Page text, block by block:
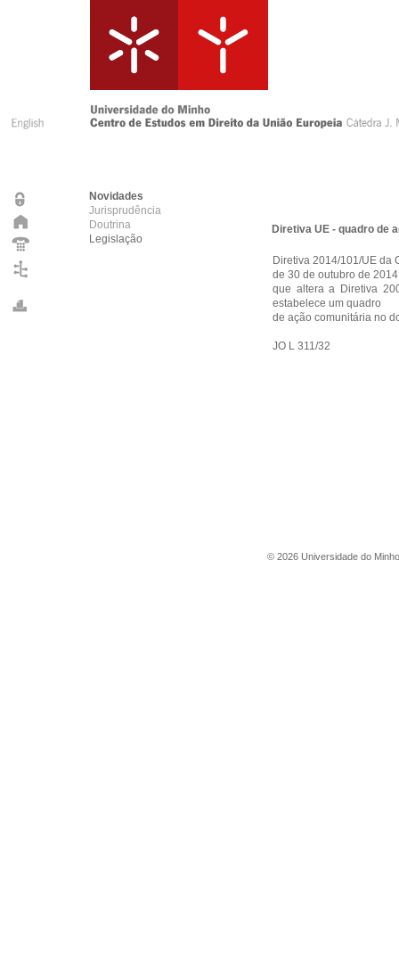
Novidades
Jurisprudência
Doutrina
Legislação
Diretiva UE - quadro de
Diretiva 2014/101/UE da
de 30 de outubro de 2014
que altera a Diretiva
estabelece um quadro
de ação comunitária no
JO L 311/32
© 2026 Universidade do